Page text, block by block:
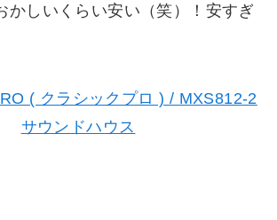
かしいくらい安い（笑）！安すぎ